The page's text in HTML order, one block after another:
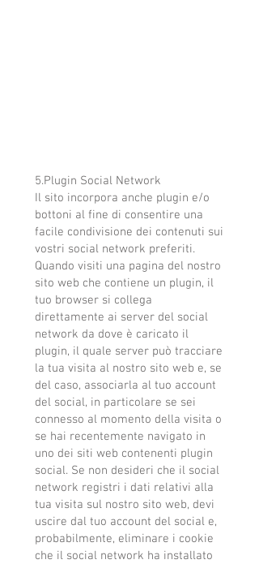
5.Plugin Social Network
Il sito incorpora anche plugin e/o
bottoni al fine di consentire una
facile condivisione dei contenuti sui
vostri social network preferiti.
Quando visiti una pagina del nostro
sito web che contiene un plugin, il
tuo browser si collega
direttamente ai server del social
network da dove è caricato il
plugin, il quale server può tracciare
la tua visita al nostro sito web e, se
del caso, associarla al tuo account
del social, in particolare se sei
connesso al momento della visita o
se hai recentemente navigato in
uno dei siti web contenenti plugin
social. Se non desideri che il social
network registri i dati relativi alla
tua visita sul nostro sito web, devi
uscire dal tuo account del social e,
probabilmente, eliminare i cookie
che il social network ha installato